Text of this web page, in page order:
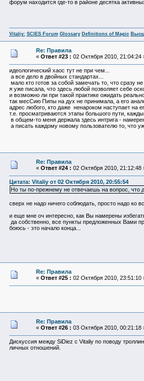
форум находится где-то в районе десятка
Vitaliy: SCIES Forum Glossary Definitions of Magic
Re: Правила
« Ответ #23 : 02 Октября 2010, 21:04:24
идеологический хаос тут не при чем...
а все дело в двойных стандартах...
мало кто готов за собой замечать то, что сразу
я уже писала, что здесь любой позволяет себе
и возможно ли при такой практике ожидать
так месСию Пипы на дух не принимала, а его
адрес любого, кто даже ненароком наступает на
т.е. просматриваются этапы большого пути,
в общем-то меня держала здесь интрига -
а писать каждому новому пользователю то, что
Re: Правила
« Ответ #24 : 02 Октября 2010, 21:12:48
Цитата: Vitaliy от 02 Октября 2010, 20:55:54
Но ты по-прежнему не отвечаешь на вопрос, что
сверх не надо ничего соблюдать, просто надо ко
и еще мне оч интересно, как Вы намерены
да собственно, все пункты предложенных Вами
боюсь - это начало конца...
Re: Правила
« Ответ #25 : 02 Октября 2010, 23:51:10
Re: Правила
« Ответ #26 : 03 Октября 2010, 00:21:18
Дискуссия между SiDiеz с Vitaliy по поводу
личных отношений.